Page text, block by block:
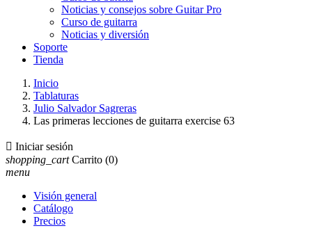
Noticias y consejos sobre Guitar Pro
Curso de guitarra
Noticias y diversión
Soporte
Tienda
Inicio
Tablaturas
Julio Salvador Sagreras
Las primeras lecciones de guitarra exercise 63
 Iniciar sesión
shopping_cart Carrito (0)
menu
Visión general
Catálogo
Precios